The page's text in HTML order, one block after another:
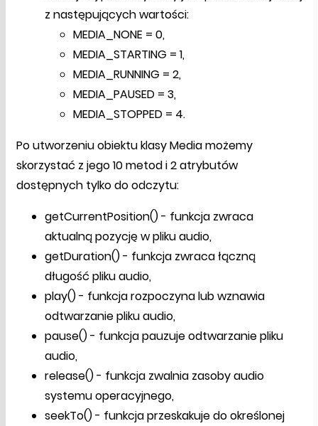
z następujących wartości:
MEDIA_NONE = 0,
MEDIA_STARTING = 1,
MEDIA_RUNNING = 2,
MEDIA_PAUSED = 3,
MEDIA_STOPPED = 4.
Po utworzeniu obiektu klasy Media możemy
skorzystać z jego 10 metod i 2 atrybutów
dostępnych tylko do odczytu:
getCurrentPosition() - funkcja zwraca
aktualną pozycję w pliku audio,
getDuration() - funkcja zwraca łączną
długość pliku audio,
play() - funkcja rozpoczyna lub wznawia
odtwarzanie pliku audio,
pause() - funkcja pauzuje odtwarzanie pliku
audio,
release() - funkcja zwalnia zasoby audio
systemu operacyjnego,
seekTo() - funkcja przeskakuje do określonej